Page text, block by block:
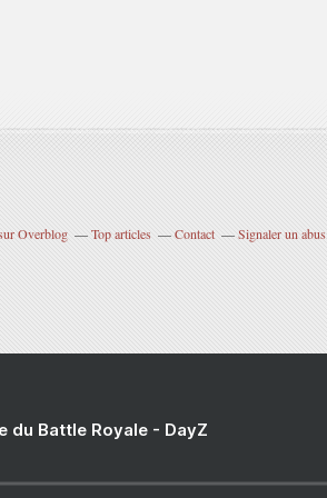
Overblog Top articles Contact Signaler un abus
du Battle Royale - DayZ